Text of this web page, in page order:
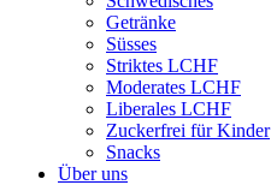
Getränke
Süsses
Striktes LCHF
Moderates LCHF
Liberales LCHF
Zuckerfrei für Kinder
Snacks
Über uns